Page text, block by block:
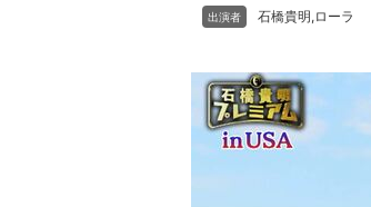
石橋貴明,ローラ